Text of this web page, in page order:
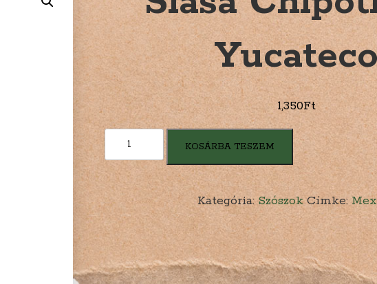
1,350Ft
Slasa
Chipotle
El
Yucateco
mennyiség
KOSÁRBA TESZEM
Kategória: Szószok Címke: